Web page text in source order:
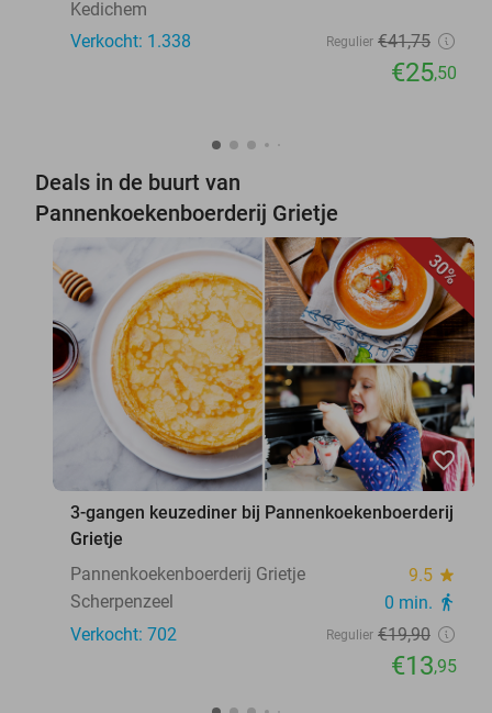
Kedichem
Verkocht: 1.338
Regulier €41,75
€25,50
Deals in de buurt van
Pannenkoekenboerderij Grietje
30%
favorite_border
3-gangen keuzediner bij Pannenkoekenboerderij
Grietje
Pannenkoekenboerderij Grietje
9.5 star
Scherpenzeel 0 min. directions_walk
Verkocht: 702 Regulier €19,90
€13,95